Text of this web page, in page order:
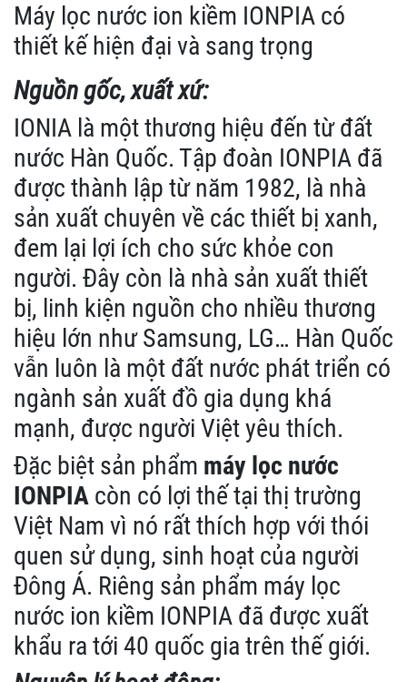
Máy lọc nước ion kiềm IONPIA có
thiết kế hiện đại và sang trọng
Nguồn gốc, xuất xứ:
IONIA là một thương hiệu đến từ đất
nước Hàn Quốc. Tập đoàn IONPIA đã
được thành lập từ năm 1982, là nhà
sản xuất chuyên về các thiết bị xanh,
đem lại lợi ích cho sức khỏe con
người. Đây còn là nhà sản xuất thiết
bị, linh kiện nguồn cho nhiều thương
hiệu lớn như Samsung, LG… Hàn Quốc
vẫn luôn là một đất nước phát triển có
ngành sản xuất đồ gia dụng khá
mạnh, được người Việt yêu thích.
Đặc biệt sản phẩm máy lọc nước
IONPIA còn có lợi thế tại thị trường
Việt Nam vì nó rất thích hợp với thói
quen sử dụng, sinh hoạt của người
Đông Á. Riêng sản phẩm máy lọc
nước ion kiềm IONPIA đã được xuất
khẩu ra tới 40 quốc gia trên thế giới.